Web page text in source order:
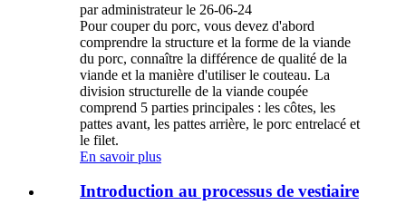
par administrateur le 26-06-24
Pour couper du porc, vous devez d'abord
comprendre la structure et la forme de la viande
du porc, connaître la différence de qualité de la
viande et la manière d'utiliser le couteau. La
division structurelle de la viande coupée
comprend 5 parties principales : les côtes, les
pattes avant, les pattes arrière, le porc entrelacé et
le filet.
En savoir plus
Introduction au processus de vestiaire